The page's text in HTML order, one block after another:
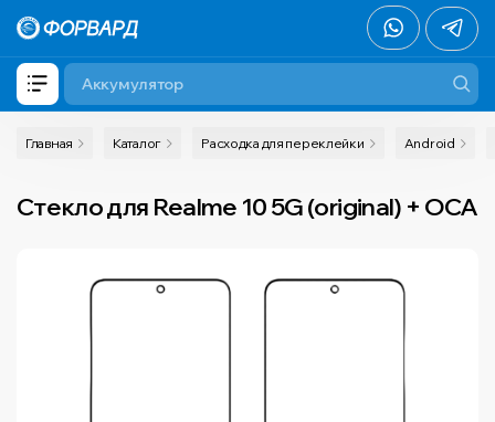
Главная Каталог Расходка для переклейки Android
Стекло для Realme 10 5G (original) + OCA